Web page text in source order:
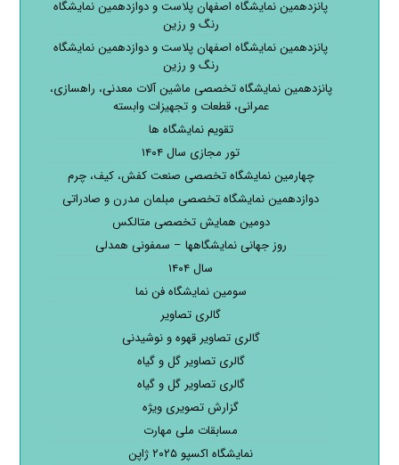
پانزدهمین نمایشگاه اصفهان پلاست و دوازدهمین نمایشگاه
رنگ و رزین
پانزدهمین نمایشگاه اصفهان پلاست و دوازدهمین نمایشگاه
رنگ و رزین
پانزدهمین نمایشگاه تخصصی ماشین آلات معدنی، راهسازی،
عمرانی، قطعات و تجهیزات وابسته
تقویم نمایشگاه ها
تور مجازی سال ۱۴۰۴
چهارمین نمایشگاه تخصصی صنعت کفش، کیف، چرم
دوازدهمین نمایشگاه تخصصی مبلمان مدرن و صادراتی
دومین همایش تخصصی متالکس
روز جهانی نمایشگاهها – سمفونی همدلی
سال ۱۴۰۴
سومین نمایشگاه فن نما
گالری تصاویر
گالری تصاویر قهوه و نوشیدنی
گالری تصاویر گل و گیاه
گالری تصاویر گل و گیاه
گزارش تصویری ویژه
مسابقات ملی مهارت
نمایشگاه اکسپو ۲۰۲۵ ژاپن